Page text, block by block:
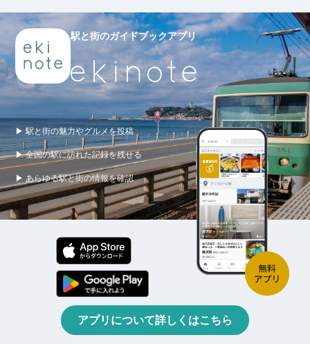
駅と街のガイドブックアプリ
▶ 駅と街の魅力やグルメを投稿
▶ 全国の駅に訪れた記録を残せる
▶ あらゆる駅と街の情報を確認
アプリについて詳しくはこちら